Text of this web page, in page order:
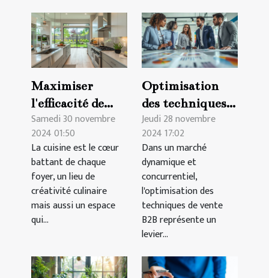
Maximiser
l'efficacité de
votre espace de
cuisine :
stratégies et
conseils
Samedi 30 novembre
2024 01:50
La cuisine est le cœur
battant de chaque
foyer, un lieu de
créativité culinaire
mais aussi un espace
qui...
Optimisation
des techniques
de vente B2B :
Stratégies et
meilleures
pratiques
Jeudi 28 novembre
2024 17:02
Dans un marché
dynamique et
concurrentiel,
l'optimisation des
techniques de vente
B2B représente un
levier...